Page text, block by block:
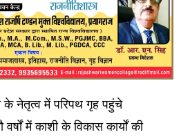
नेतृत्व में परिपथ गृह पहुंचे
में काशी के विकास कार्यों की